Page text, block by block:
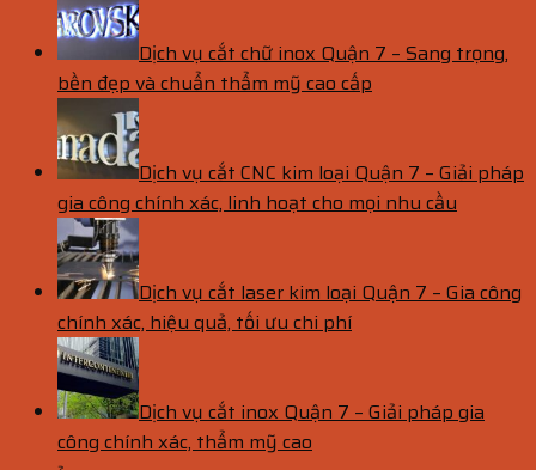
Dịch vụ cắt chữ inox Quận 7 – Sang trọng,
bền đẹp và chuẩn thẩm mỹ cao cấp
Dịch vụ cắt CNC kim loại Quận 7 – Giải pháp
gia công chính xác, linh hoạt cho mọi nhu cầu
Dịch vụ cắt laser kim loại Quận 7 – Gia công
chính xác, hiệu quả, tối ưu chi phí
Dịch vụ cắt inox Quận 7 – Giải pháp gia
công chính xác, thẩm mỹ cao